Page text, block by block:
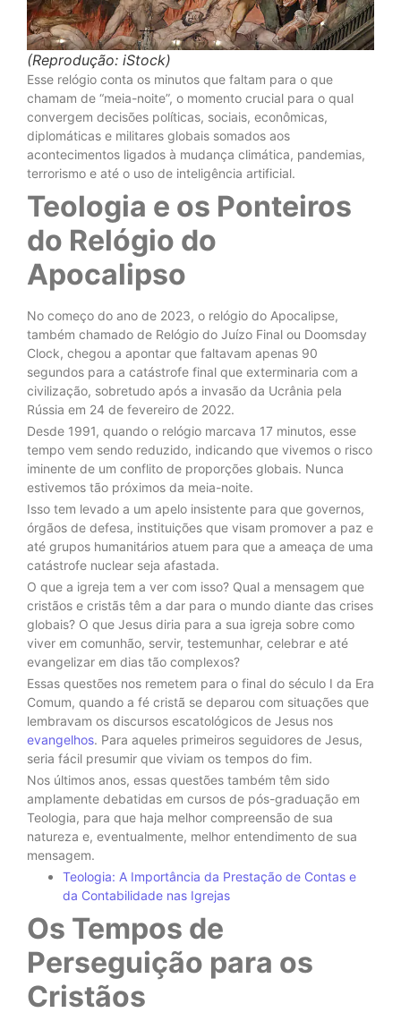
(Reprodução: iStock)
Esse relógio conta os minutos que faltam para o que
chamam de “meia-noite”, o momento crucial para o qual
convergem decisões políticas, sociais, econômicas,
diplomáticas e militares globais somados aos
acontecimentos ligados à mudança climática, pandemias,
terrorismo e até o uso de inteligência artificial.
Teologia e os Ponteiros
do Relógio do
Apocalipso
No começo do ano de 2023, o relógio do Apocalipse,
também chamado de Relógio do Juízo Final ou Doomsday
Clock, chegou a apontar que faltavam apenas 90
segundos para a catástrofe final que exterminaria com a
civilização, sobretudo após a invasão da Ucrânia pela
Rússia em 24 de fevereiro de 2022.
Desde 1991, quando o relógio marcava 17 minutos, esse
tempo vem sendo reduzido, indicando que vivemos o risco
iminente de um conflito de proporções globais. Nunca
estivemos tão próximos da meia-noite.
Isso tem levado a um apelo insistente para que governos,
órgãos de defesa, instituições que visam promover a paz e
até grupos humanitários atuem para que a ameaça de uma
catástrofe nuclear seja afastada.
O que a igreja tem a ver com isso? Qual a mensagem que
cristãos e cristãs têm a dar para o mundo diante das crises
globais? O que Jesus diria para a sua igreja sobre como
viver em comunhão, servir, testemunhar, celebrar e até
evangelizar em dias tão complexos?
Essas questões nos remetem para o final do século I da Era
Comum, quando a fé cristã se deparou com situações que
lembravam os discursos escatológicos de Jesus nos
evangelhos. Para aqueles primeiros seguidores de Jesus,
seria fácil presumir que viviam os tempos do fim.
Nos últimos anos, essas questões também têm sido
amplamente debatidas em cursos de pós-graduação em
Teologia, para que haja melhor compreensão de sua
natureza e, eventualmente, melhor entendimento de sua
mensagem.
Teologia: A Importância da Prestação de Contas e
da Contabilidade nas Igrejas
Os Tempos de
Perseguição para os
Cristãos